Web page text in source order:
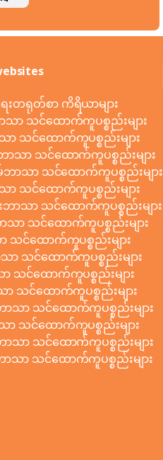
းတရုတ်စာ ကိရိယာများ
ာ သင်ထောက်ကူပစ္စည်းများ
ာ သင်ထောက်ကူပစ္စည်းများ
ာသာ သင်ထောက်ကူပစ္စည်းများ
ာသာ သင်ထောက်ကူပစ္စည်းများ
ာ သင်ထောက်ကူပစ္စည်းများ
ာသာ သင်ထောက်ကူပစ္စည်းများ
ာ သင်ထောက်ကူပစ္စည်းများ
သင်ထောက်ကူပစ္စည်းများ
ာ သင်ထောက်ကူပစ္စည်းများ
သင်ထောက်ကူပစ္စည်းများ
သင်ထောက်ကူပစ္စည်းများ
သာ သင်ထောက်ကူပစ္စည်းများ
သင်ထောက်ကူပစ္စည်းများ
ာသာ သင်ထောက်ကူပစ္စည်းများ
ာ သင်ထောက်ကူပစ္စည်းများ